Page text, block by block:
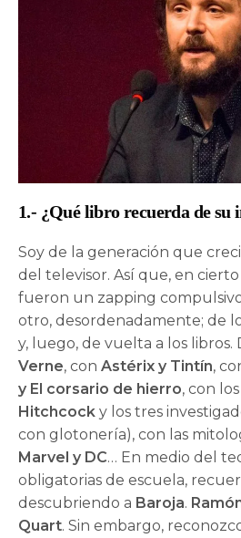
1.- ¿Qué libro recuerda de su
Soy de la generación que
del televisor. Así que, en
fueron un zapping
otro, desordenadamente; de
y, luego, de vuelta a los
Verne, conAstérix y Tintín,
y El corsario de hierro, con
Hitchcock y los tres
con glotonería), con las
Marvel y DC… En medio del
obligatorias de escuela,
descubriendo a Baroja.
Quart. Sin embargo,